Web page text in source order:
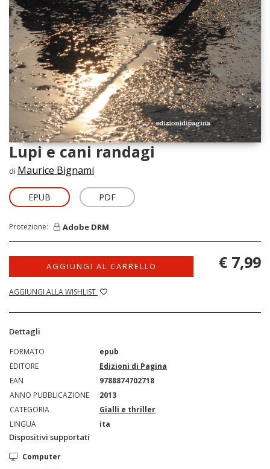
Lupi e cani randagi
di Maurice Bignami
EPUB PDF
Protezione: Adobe DRM
AGGIUNGI AL CARRELLO
AGGIUNGI ALLA WISHLIST
€ 7,99
Dettagli
FORMATO
epub
EDITORE
Edizioni di Pagina
EAN
9788874702718
ANNO PUBBLICAZIONE
2013
CATEGORIA
Gialli e thriller
LINGUA
ita
Dispositivi supportati
Computer